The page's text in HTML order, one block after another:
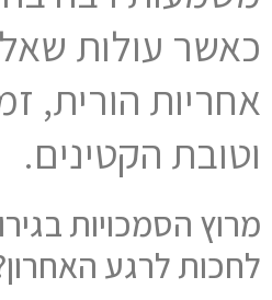
כאשר עולות
אחריות הורית,
וטובת הקטינים.
מרוץ הסמכויות
לחכות לרגע